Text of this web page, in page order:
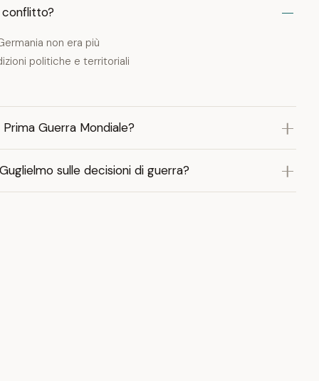
conflitto?
non era più
politiche e territoriali
Guerra Mondiale?
sulle decisioni di guerra?